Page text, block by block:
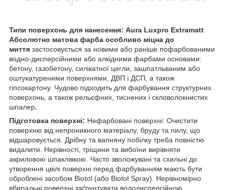
Типи поверхонь для нанесення: Aura Luxpro Extramatt
Абсолютно матова фарба особливо міцна до
миття застосовується за новими або раніше пофарбованими
водно-дисперсійними або алкідними фарбами основами:
бетону, газобетону, силікатної цегли, зашпатльваним або
оштукатуреними поверхнями, ДВП і ДСП, а також
гіпсокартону. Чудово підходить для фарбування структурних
поверхонь, а також рельєфних, тиснених і скловолокнистих
шпалер.
Підготовка поверхні: Нефарбовані поверхні: Очистити
поверхню від непроникного матеріалу, бруду та пилу, що
відшаровується. Дрібну та вапняну побілку треба повністю
видалити. Нерівності, тріщини та вибоїни вирівняти
акриловою шпаклівкою. Часто зволожувані та схильні до
утворення цвілі поверхні перед фарбуванням мають бути
оброблені засобом Biotol (або Biotol Spray). Нерівномірно
вбиральні поверхні заґрунтувати вододисперсійною